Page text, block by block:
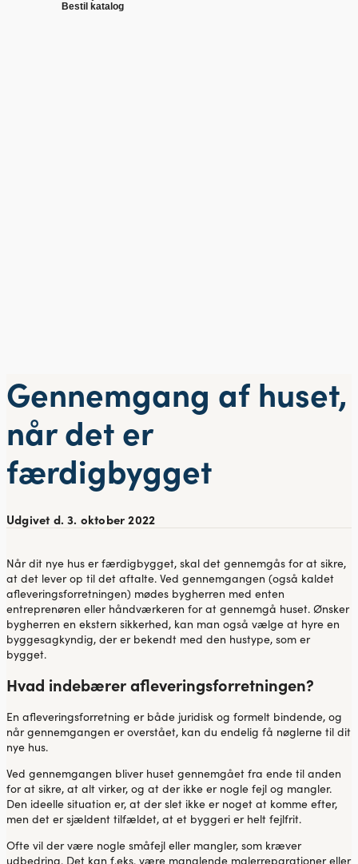
Bestil katalog
Gennemgang af huset,
når det er
færdigbygget
Udgivet d. 3. oktober 2022
Når dit nye hus er færdigbygget, skal det gennemgås for at sikre,
at det lever op til det aftalte. Ved gennemgangen (også kaldet
afleveringsforretningen) mødes bygherren med enten
entreprenøren eller håndværkeren for at gennemgå huset. Ønsker
bygherren en ekstern sikkerhed, kan man også vælge at hyre en
byggesagkyndig, der er bekendt med den hustype, som er
bygget.
Hvad indebærer afleveringsforretningen?
En afleveringsforretning er både juridisk og formelt bindende, og
når gennemgangen er overstået, kan du endelig få nøglerne til dit
nye hus.
Ved gennemgangen bliver huset gennemgået fra ende til anden
for at sikre, at alt virker, og at der ikke er nogle fejl og mangler.
Den ideelle situation er, at der slet ikke er noget at komme efter,
men det er sjældent tilfældet, at et byggeri er helt fejlfrit.
Ofte vil der være nogle småfejl eller mangler, som kræver
udbedring. Det kan f.eks. være manglende malerreparationer eller